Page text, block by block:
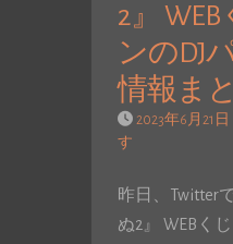
2』
ンのDJ
情報ま
2023年6月21日
す
昨日、Twitter
ぬ2』 WEBく